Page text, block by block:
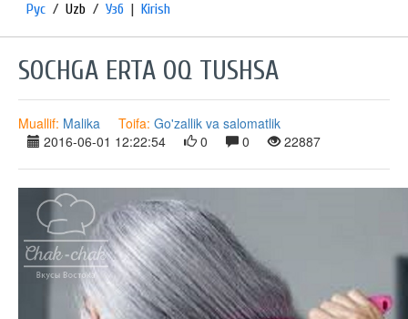
Рус / Uzb / Узб | Kirish
SOCHGA ERTA OQ TUSHSA
Muallif: Malika Toifa: Go'zallik va salomatlik
2016-06-01 12:22:54
0 0 22887